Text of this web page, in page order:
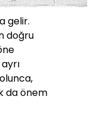
gelir.
doğru
da önem